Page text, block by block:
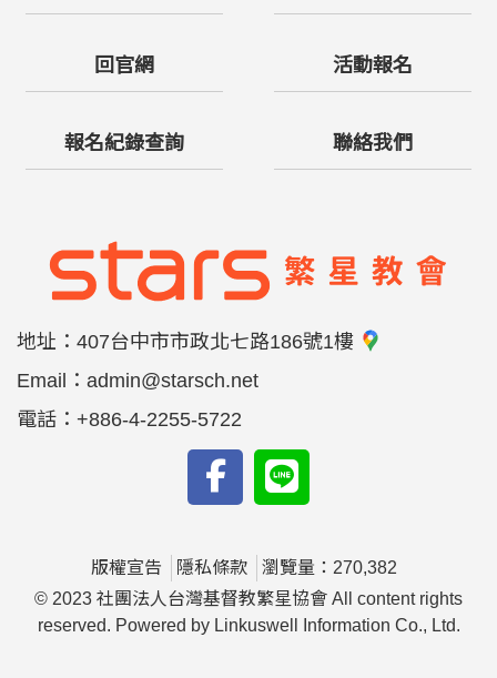
回官網 活動報名
報名紀錄查詢 聯絡我們
地址： 407台中市市政北七路186號1樓
Email： admin@starsch.net
電話： +886-4-2255-5722
版權宣告 隱私條款
瀏覽量：270,382
© 2023 社團法人台灣基督教繁星協會 All content rights
reserved. Powered by Linkuswell Information Co., Ltd.